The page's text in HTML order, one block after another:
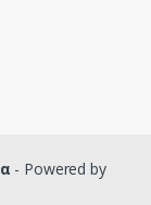
- Powered by